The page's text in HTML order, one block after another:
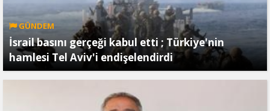
GÜNDEM
İsrail basını gerçeği kabul etti ; Türkiye'nin
hamlesi Tel Aviv'i endişelendirdi